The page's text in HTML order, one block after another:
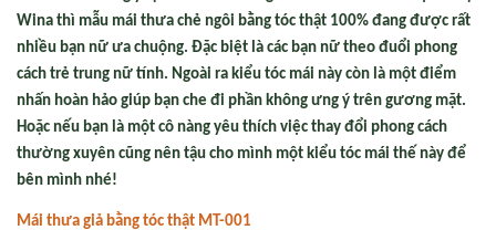
Wina thì mẫu mái thưa chẻ ngôi bằng tóc thật 100% đang được rất
nhiều bạn nữ ưa chuộng. Đặc biệt là các bạn nữ theo đuổi phong
cách trẻ trung nữ tính. Ngoài ra kiểu tóc mái này còn là một điểm
nhấn hoàn hảo giúp bạn che đi phần không ưng ý trên gương mặt.
Hoặc nếu bạn là một cô nàng yêu thích việc thay đổi phong cách
thường xuyên cũng nên tậu cho mình một kiểu tóc mái thế này để
bên mình nhé!
Mái thưa giả bằng tóc thật MT-001